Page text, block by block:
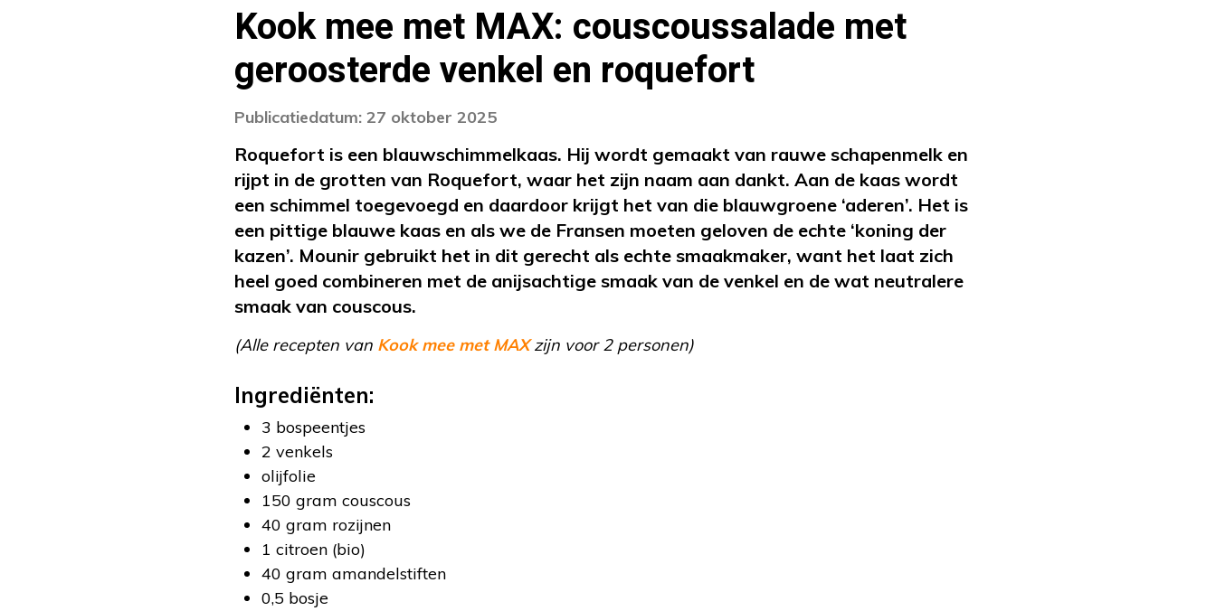
Kook mee met MAX: couscoussalade met
geroosterde venkel en roquefort
Publicatiedatum: 27 oktober 2025
Roquefort is een blauwschimmelkaas. Hij wordt gemaakt van rauwe schapenmelk en
rijpt in de grotten van Roquefort, waar het zijn naam aan dankt. Aan de kaas wordt
een schimmel toegevoegd en daardoor krijgt het van die blauwgroene ‘aderen’. Het is
een pittige blauwe kaas en als we de Fransen moeten geloven de echte ‘koning der
kazen’. Mounir gebruikt het in dit gerecht als echte smaakmaker, want het laat zich
heel goed combineren met de anijsachtige smaak van de venkel en de wat neutralere
smaak van couscous.
(Alle recepten van Kook mee met MAXzijn voor 2 personen)
Ingrediënten:
3 bospeentjes
2 venkels
olijfolie
150 gram couscous
40 gram rozijnen
1 citroen (bio)
40 gram amandelstiften
0,5 bosje